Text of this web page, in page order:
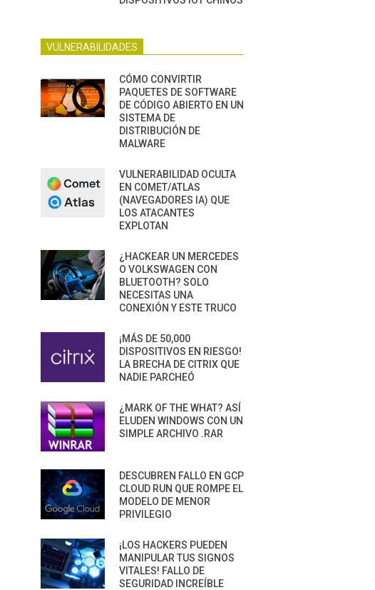
VULNERABILIDADES
CÓMO CONVIRTIR
PAQUETES DE SOFTWARE
DE CÓDIGO ABIERTO EN UN
SISTEMA DE
DISTRIBUCIÓN DE
MALWARE
VULNERABILIDAD OCULTA
EN COMET/ATLAS
(NAVEGADORES IA) QUE
LOS ATACANTES
EXPLOTAN
¿HACKEAR UN MERCEDES
O VOLKSWAGEN CON
BLUETOOTH? SOLO
NECESITAS UNA
CONEXIÓN Y ESTE TRUCO
¡MÁS DE 50,000
DISPOSITIVOS EN RIESGO!
LA BRECHA DE CITRIX QUE
NADIE PARCHEÓ
¿MARK OF THE WHAT? ASÍ
ELUDEN WINDOWS CON UN
SIMPLE ARCHIVO .RAR
DESCUBREN FALLO EN GCP
CLOUD RUN QUE ROMPE EL
MODELO DE MENOR
PRIVILEGIO
¡LOS HACKERS PUEDEN
MANIPULAR TUS SIGNOS
VITALES! FALLO DE
SEGURIDAD INCREÍBLE